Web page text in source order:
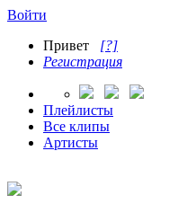
Войти
Привет [?]
Регистрация
Плейлисты
Все клипы
Артисты